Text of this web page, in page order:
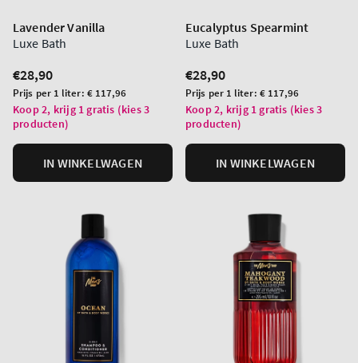
Lavender Vanilla
Luxe Bath
Normale
prijs
€28,90
Prijs
per
eenheid
Prijs per 1 liter: € 117,96
Koop 2, krijg 1 gratis (kies 3
producten)
IN WINKELWAGEN
Eucalyptus Spearmint
Luxe Bath
Normale
prijs
€28,90
Prijs
per
eenheid
Prijs per 1 liter: € 117,96
Koop 2, krijg 1 gratis (kies 3
producten)
IN WINKELWAGEN